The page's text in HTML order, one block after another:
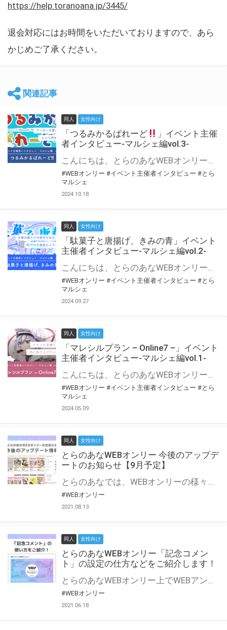
https://help.toranoana.jp/3445/
退会対応にはお時間をいただいておりますので、あら
かじめご了承ください。
関連記事
同人 女性向け
「つるみかるぱれーど
」イベント主催
者インタビュー-マルシェ編vol.3-
こんにちは、とらのあなWEBオンリー運営スタッフです。 新たにお届けする、イベント主催者インタビュー-マルシェ編-は、 とらのあなWEBオンリー「マルシェ」をご利用した主催様に 「マルシェ」を使って開催した感想や心がけをお聞きする企画です。 今回は、WEBオンリー初開催「つるみかるぱれーど
#WEBオンリー #イベント主催者インタビュー #とら
マルシェ
2024.10.18
同人 女性向け
「駄菓子と唐揚げ、きみの青」イベント
主催者インタビュー-マルシェ編vol.2-
こんにちは、とらのあなWEBオンリー運営スタッフです。 新たにお届けする、イベント主催者インタビュー-マルシェ編-は、 とらのあなWEBオンリー「マルシェ」をご利用の主催様に 「マルシェ」を使ってイベントを開催した感想や心がけをお聞きする企画です。 今回は、WEBオンリー初開催「駄菓子と唐揚げ、きみの青」より、 主催のぎこ六屋様にお話を伺いました。 協力：ぎこ六屋様／イベント公式Twitter（@krkgwks） とらのあなWEBオンリー「マルシェ」とは？ WEBオンリーでリアルタイムでコミュニケーションがとれるオンライン会場です。
#WEBオンリー #イベント主催者インタビュー #とら
マルシェ
2024.09.27
同人 女性向け
「マレシルプラン – Online7 –」イベント
主催者インタビュー-マルシェ編vol.1-
こんにちは、とらのあなWEBオンリー運営スタッフです。 新たにお届けする、イベント主催者インタビュー-マルシェ編-は、 とらのあなWEBオンリー「マルシェ」をご利用した主催様に 「マルシェ」を使って開催した感想や心がけをお聞きする企画です。 今回は、WEBオンリー開催7回目迎えた「マレシルプラン – Online7 –」より、 主催の玉川うた様にお話を伺いました。 ▼マレシルプランのインタビュー前回記事 「イベント主催者インタビュー vol.6」はこちら 協力：玉川うた様（マレシルプラン実行委員会 代表）／イベント公式Twitter（@mallesil_plan） とらのあなWEBオンリー「マルシェ」とは？ WEBオンリーでリアルタイムでコミュニケーションがとれるオンライン会場です。
#WEBオンリー #イベント主催者インタビュー #とら
マルシェ
2024.05.09
同人 女性向け
とらのあなWEBオンリー 今後のアップデ
ートのお知らせ【9月予定】
とらのあなでは、WEBオンリーの様々な支援を実施しています。 今回は2021年9月に実装を予定しているアップデート情報についてご紹介いたします。 とらのあなWEBオンリーサイトはこちら
#WEBオンリー
2021.08.13
同人 女性向け
とらのあなWEBオンリー「記念コメン
ト」の設定の仕方などをご紹介します！
とらのあなWEBオンリー上でWEBアンソロジーが作成できる「記念コメント」について、その使い方や作成手順を解説します！ 支援タイプを「サークル参加型」「サークル参加型・マルシェ(イベント会場)機能付き」でお申し込みいただいている主催者様はぜひご活用ください♪ とらのあなWEBオンリーサイトはこちら
#WEBオンリー
2021.06.18